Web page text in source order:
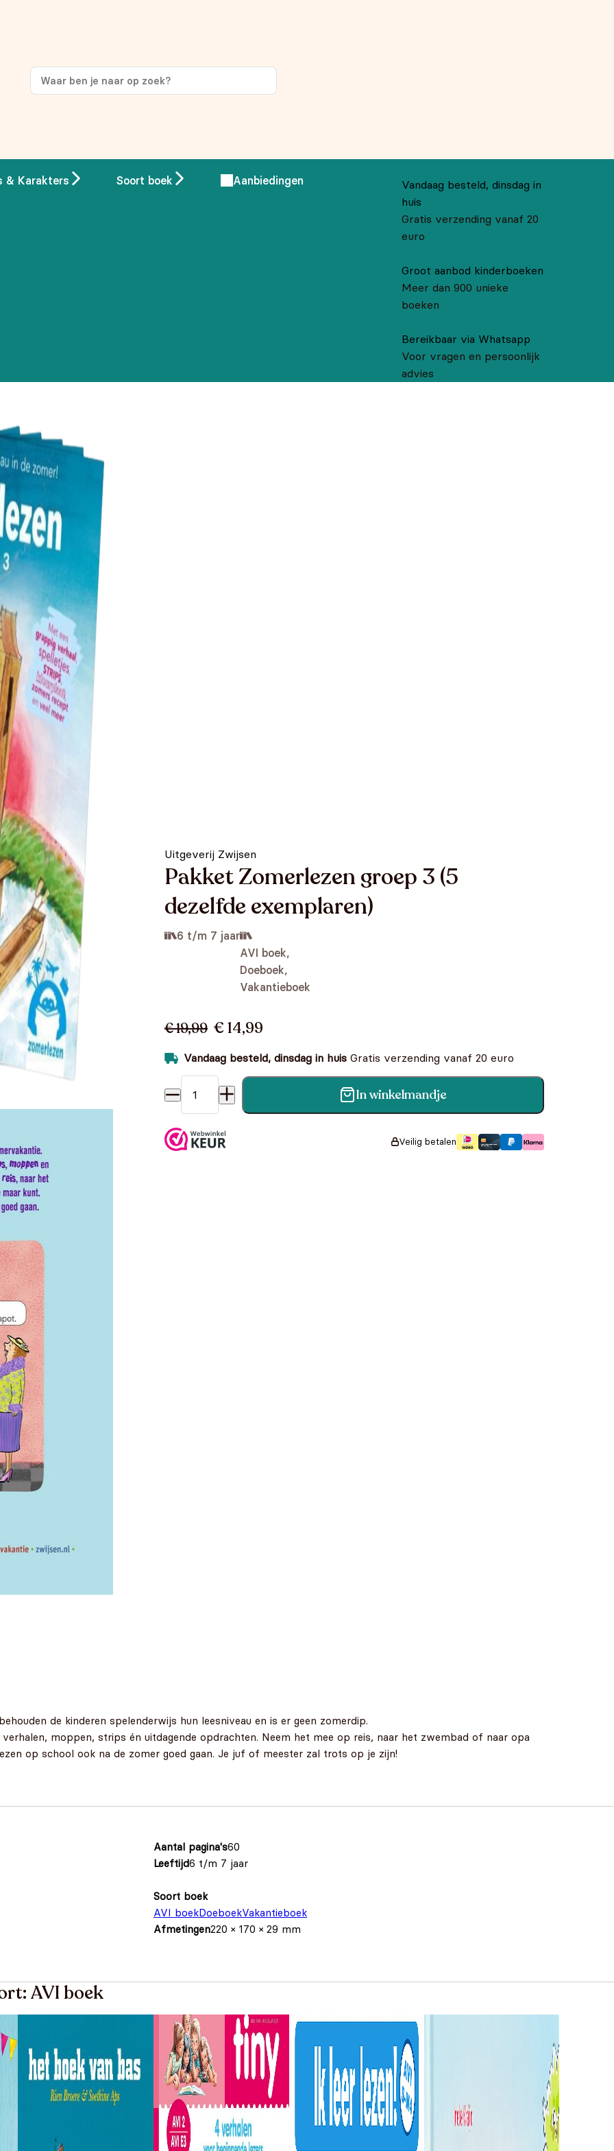
& Karakters Soort boek Aanbiedingen
Vandaag besteld, dinsdag in
huis
Gratis verzending vanaf 20
euro
Groot aanbod kinderboeken
Meer dan 900 unieke
boeken
Bereikbaar via Whatsapp
Voor vragen en persoonlijk
advies
Uitgeverij Zwijsen
Pakket Zomerlezen groep 3 (5
dezelfde exemplaren)
6 t/m 7 jaar
AVI boek,
Doeboek,
Vakantieboek
€ 19,99 € 14,99
Vandaag besteld, dinsdag in huis Gratis verzending vanaf 20 euro
Pakket Zomerlezen groep 3 (5 dezelfde exemplaren) aantal
In winkelmandje
Veilig betalen
de kinderen spelenderwijs hun leesniveau en is er geen zomerdip.
moppen, strips én uitdagende opdrachten. Neem het mee op reis, naar het zwembad of naar opa
op school ook na de zomer goed gaan. Je juf of meester zal trots op je zijn!
Aantal pagina's60
Leeftijd6 t/m 7 jaar
Soort boek
AVI boekDoeboekVakantieboek
Afmetingen220 × 170 × 29 mm
AVI boek
op je eerste aankoop!